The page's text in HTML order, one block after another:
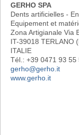
GERHO SPA
Dents artificielles -
Equipement et
Zona Artigianale Via
IT-39018 TERLANO
ITALIE
Tél.: +39 0471 93 55
gerho@gerho.it
www.gerho.it